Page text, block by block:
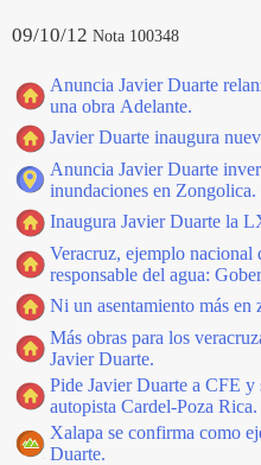
09/10/12 Nota 100348
Anuncia Javier Duarte
una obra Adelante.
Javier Duarte inaugura
Anuncia Javier Duarte
inundaciones en Zongolica.
Inaugura Javier Duarte la
Veracruz, ejemplo nacional
responsable del agua:
Ni un asentamiento más en
Más obras para los
Javier Duarte.
Pide Javier Duarte a CFE y
autopista Cardel-Poza Rica.
Xalapa se confirma como
Duarte.